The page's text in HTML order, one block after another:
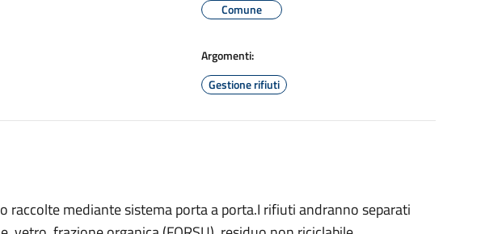
Comune
Argomenti:
Gestione rifiuti
raccolte mediante sistema porta a porta.I rifiuti andranno separati